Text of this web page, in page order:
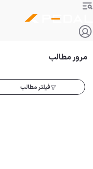
مرور مطالب
فیلتر مطالب